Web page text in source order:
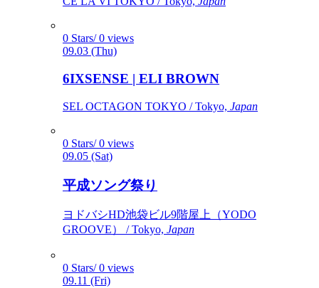
0 Stars/ 0 views
09.03 (Thu)
6IXSENSE | ELI BROWN
SEL OCTAGON TOKYO / Tokyo, Japan
0 Stars/ 0 views
09.05 (Sat)
平成ソング祭り
ヨドバシHD池袋ビル9階屋上（YODO
GROOVE） / Tokyo, Japan
0 Stars/ 0 views
09.11 (Fri)